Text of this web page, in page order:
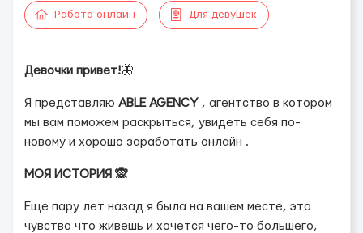
Работа онлайн Для девушек
Девочки привет!🦋
Я представляю ABLE AGENCY , агентство в котором
мы вам поможем раскрыться, увидеть себя по-
новому и хорошо заработать онлайн .
МОЯ ИСТОРИЯ 🙊
Еще пару лет назад я была на вашем месте, это
чувство что живешь и хочется чего-то большего,